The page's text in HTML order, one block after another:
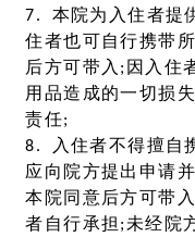
7. 本院为入住者提
住者也可自行携带
后方可带入;因入住
用品造成的一切损
责任;
8. 入住者不得擅自
应向院方提出申请
本院同意后方可带
者自行承担;未经院